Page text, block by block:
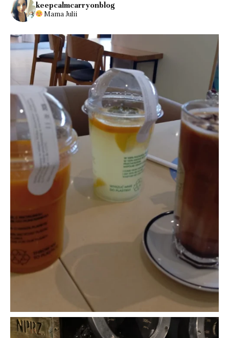
keepcalmcarryonblog
Mama Julii